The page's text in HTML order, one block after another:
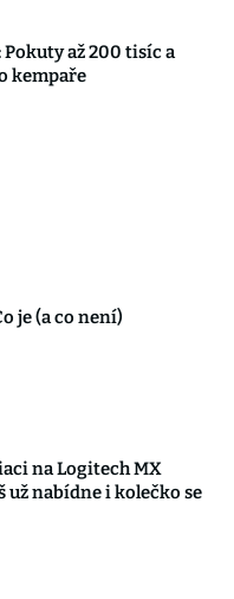
až 200 tisíc a
kempaře
je (a co není)
na Logitech MX
už nabídne i kolečko se